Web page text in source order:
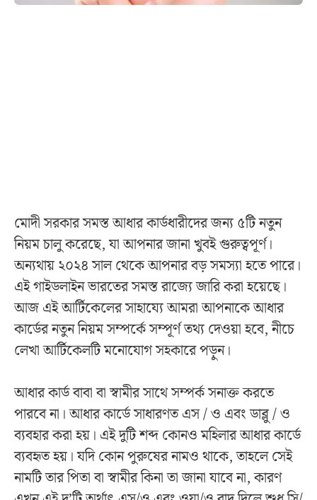
মোদী সরকার সমস্ত আধার কার্ডধারীদের জন্য ৫টি নতুন
নিয়ম চালু করেছে, যা আপনার জানা খুবই গুরুত্বপূর্ণ।
অন্যথায় ২০২৪ সাল থেকে আপনার বড় সমস্যা হতে পারে।
এই গাইডলাইন ভারতের সমস্ত রাজ্যে জারি করা হয়েছে।
আজ এই আর্টিকেলের সাহায্যে আমরা আপনাকে আধার
কার্ডের নতুন নিয়ম সম্পর্কে সম্পূর্ণ তথ্য দেওয়া হবে, নীচে
লেখা আর্টিকেলটি মনোযোগ সহকারে পড়ুন।
আধার কার্ড বাবা বা স্বামীর সাথে সম্পর্ক সনাক্ত করতে
পারবে না। আধার কার্ডে সাধারণত এস / ও এবং ডাব্লু / ও
ব্যবহার করা হয়। এই দুটি শব্দ কোনও মহিলার আধার কার্ডে
ব্যবহৃত হয়। যদি কোন পুরুষের নামও থাকে, তাহলে সেই
নামটি তার পিতা বা স্বামীর কিনা তা জানা যাবে না, কারণ